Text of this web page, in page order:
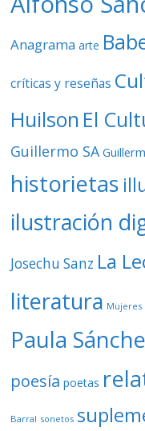
Anagrama arte
críticas y reseñas
Huilson El
Guillermo SA
historietas
ilustración
Josechu Sanz La
literatura Mujeres
Paula
poesía poetas
Barral sonetos